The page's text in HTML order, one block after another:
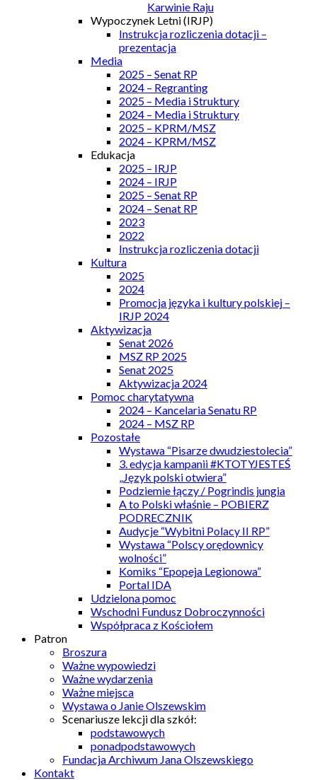
Karwinie Raju
Wypoczynek Letni (IRJP)
Instrukcja rozliczenia dotacji –
prezentacja
Media
2025 – Senat RP
2024 – Regranting
2025 – Media i Struktury
2024 – Media i Struktury
2025 – KPRM/MSZ
2024 – KPRM/MSZ
Edukacja
2025 – IRJP
2024 – IRJP
2025 – Senat RP
2024 – Senat RP
2023
2022
Instrukcja rozliczenia dotacji
Kultura
2025
2024
Promocja języka i kultury polskiej –
IRJP 2024
Aktywizacja
Senat 2026
MSZ RP 2025
Senat 2025
Aktywizacja 2024
Pomoc charytatywna
2024 – Kancelaria Senatu RP
2024 – MSZ RP
Pozostałe
Wystawa “Pisarze dwudziestolecia”
3. edycja kampanii #KTOTYJESTEŚ
„Język polski otwiera”
Podziemie łączy / Pogrindis jungia
A to Polski właśnie – POBIERZ
PODRECZNIK
Audycje “Wybitni Polacy II RP”
Wystawa “Polscy orędownicy
wolności”
Komiks “Epopeja Legionowa”
Portal IDA
Udzielona pomoc
Wschodni Fundusz Dobroczynności
Współpraca z Kościołem
Patron
Broszura
Ważne wypowiedzi
Ważne wydarzenia
Ważne miejsca
Wystawa o Janie Olszewskim
Scenariusze lekcji dla szkół:
podstawowych
ponadpodstawowych
Fundacja Archiwum Jana Olszewskiego
Kontakt